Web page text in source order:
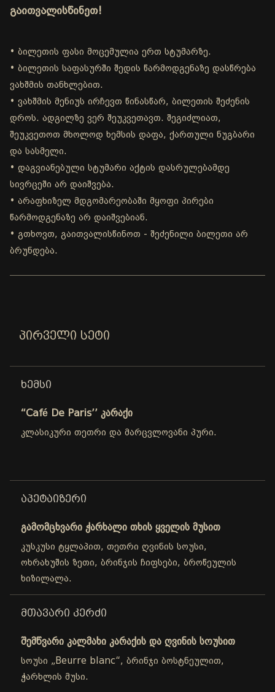
გაითვალისწინეთ!
• ბილეთის ფასი მოცემულია ერთ სტუმარზე.
• ბილეთის საფასურში შედის წარმოდგენაზე დასწრება
ვახშმის თანხლებით.
• ვახშმის მენიუს ირჩევთ წინასწარ, ბილეთის შეძენის
დროს. ადგილზე ვერ შეუკვეთავთ. შეგიძლიათ,
შეუკვეთოთ მხოლოდ ხემსის დაფა, ქართული ნუგბარი
და სასმელი.
• დაგვიანებული სტუმარი აქტის დასრულებამდე
სივრცეში არ დაიშვება.
• არაფხიზელ მდგომარეობაში მყოფი პირები
წარმოდგენაზე არ დაიშვებიან.
• გთხოვთ, გაითვალისწინოთ - შეძენილი ბილეთი არ
ბრუნდება.
ᲞᲘᲠᲕᲔᲚᲘ ᲡᲔᲢᲘ
ᲮᲔᲛᲡᲘ
“Café De Paris’’ კარაქი
კლასიკური თეთრი და მარცვლოვანი პური.
ᲐᲞᲔᲢᲐᲘᲖᲔᲠᲘ
გამომცხვარი ჭარხალი თხის ყველის მუსით
კუსკუსი ტყლაპით, თეთრი ღვინის სოუსი,
ოხრახუშის ზეთი, ბრინჯის ჩიფსები, ბროწეულის
ხიზილალა.
ᲛᲗᲐᲕᲐᲠᲘ ᲙᲔᲠᲫᲘ
შემწვარი კალმახი კარაქის და ღვინის სოუსით
სოუსი „Beurre blanc“, ბრინჯი ბოსტნეულით,
ჭარხლის მუსი.